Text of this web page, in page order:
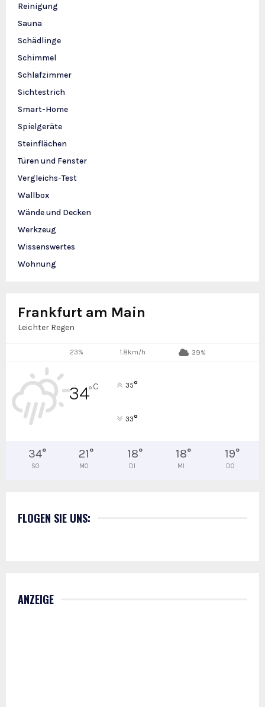
Reinigung
Sauna
Schädlinge
Schimmel
Schlafzimmer
Sichtestrich
Smart-Home
Spielgeräte
Steinflächen
Türen und Fenster
Vergleichs-Test
Wallbox
Wände und Decken
Werkzeug
Wissenswertes
Wohnung
Frankfurt am Main
Leichter Regen
23% 1.8km/h 39%
34°C 35°
33°
34°
SO
21°
MO
18°
DI
18°
MI
19°
DO
FLOGEN SIE UNS:
ANZEIGE